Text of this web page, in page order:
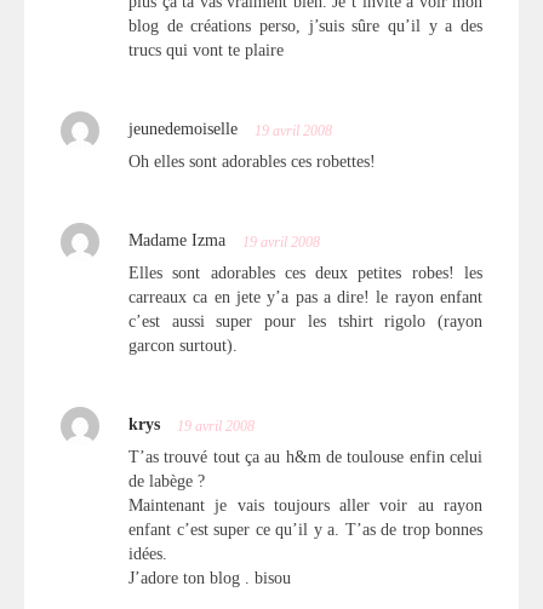
blog de créations perso, j’suis sûre qu’il y a des
trucs qui vont te plaire
jeunedemoiselle 19 avril 2008
Oh elles sont adorables ces robettes!
Madame Izma 19 avril 2008
Elles sont adorables ces deux petites robes! les
carreaux ca en jete y’a pas a dire! le rayon enfant
c’est aussi super pour les tshirt rigolo (rayon
garcon surtout).
krys 19 avril 2008
T’as trouvé tout ça au h&m de toulouse enfin celui
de labège ?
Maintenant je vais toujours aller voir au rayon
enfant c’est super ce qu’il y a. T’as de trop bonnes
idées.
J’adore ton blog . bisou